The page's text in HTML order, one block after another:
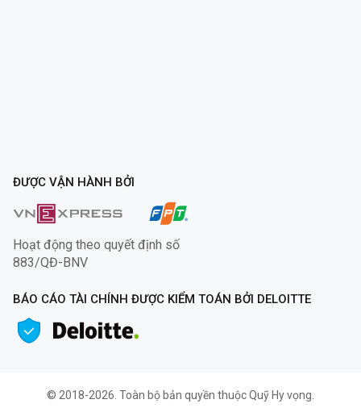
ĐƯỢC VẬN HÀNH BỞI
Hoạt động theo quyết định số
883/QĐ-BNV
BÁO CÁO TÀI CHÍNH ĐƯỢC KIỂM TOÁN BỞI DELOITTE
© 2018-2026. Toàn bộ bản quyền thuộc Quỹ Hy vọng.